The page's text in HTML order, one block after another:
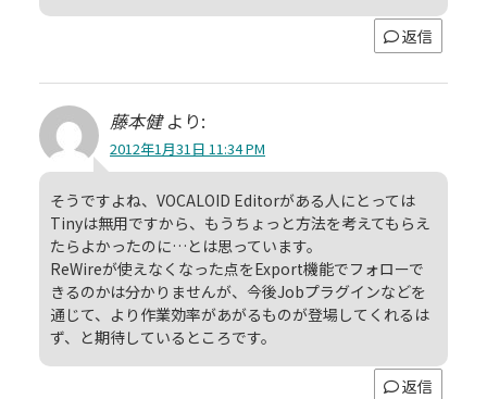
返信
藤本健 より:
2012年1月31日 11:34 PM
そうですよね、VOCALOID Editorがある人にとっては
Tinyは無用ですから、もうちょっと方法を考えてもらえ
たらよかったのに…とは思っています。
ReWireが使えなくなった点をExport機能でフォローで
きるのかは分かりませんが、今後Jobプラグインなどを
通じて、より作業効率があがるものが登場してくれるは
ず、と期待しているところです。
返信